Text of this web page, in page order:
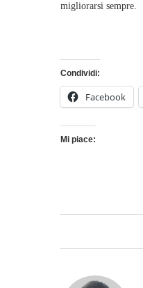
migliorarsi sempre.
Condividi:
Facebook
Mi piace: